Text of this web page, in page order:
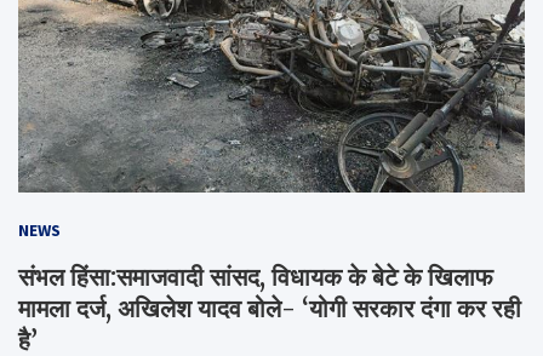
NEWS
संभल हिंसा:समाजवादी सांसद, विधायक के बेटे के खिलाफ
मामला दर्ज, अखिलेश यादव बोले- ‘योगी सरकार दंगा कर रही
है’